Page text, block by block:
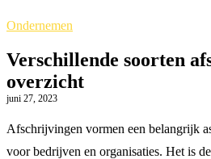
Ondernemen
Verschillende soorten
overzicht
juni 27, 2023
Afschrijvingen vormen een belangrijk
voor bedrijven en organisaties. Het is